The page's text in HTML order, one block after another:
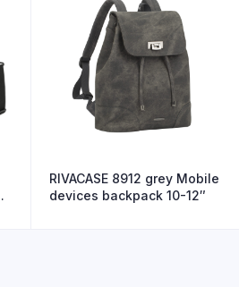
RIVACASE 8912 grey Mobile
devices backpack 10-12″